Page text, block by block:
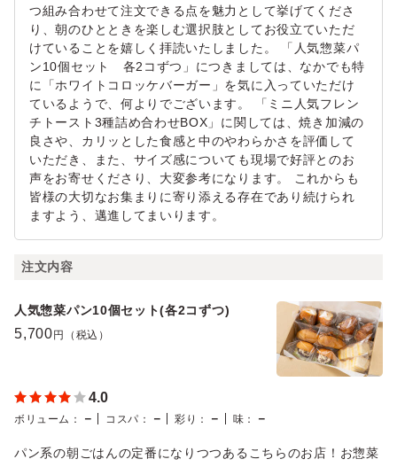
つ組み合わせて注文できる点を魅力として挙げてくださ
り、朝のひとときを楽しむ選択肢としてお役立ていただ
けていることを嬉しく拝読いたしました。 「人気惣菜パ
ン10個セット 各2コずつ」につきましては、なかでも特
に「ホワイトコロッケバーガー」を気に入っていただけ
ているようで、何よりでございます。 「ミニ人気フレン
チトースト3種詰め合わせBOX」に関しては、焼き加減の
良さや、カリッとした食感と中のやわらかさを評価して
いただき、また、サイズ感についても現場で好評とのお
声をお寄せくださり、大変参考になります。 これからも
皆様の大切なお集まりに寄り添える存在であり続けられ
ますよう、邁進してまいります。
注文内容
人気惣菜パン10個セット(各2コずつ)
5,700 円（税込）
4.0
ボリューム ： － コスパ ： － 彩り ： － 味 ： －
パン系の朝ごはんの定番になりつつあるこちらのお店！お惣菜